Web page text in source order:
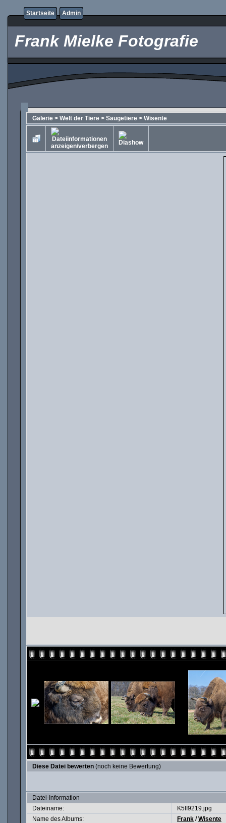
Startseite Admin
Frank Mielke Fotografie
Galerie > Welt der Tiere > Säugetiere > Wisente
Diese Datei bewerten (noch keine Bewertung)
Datei-Information
Dateiname:
K5II9219.jpg
Name des Albums:
Frank /Wisente